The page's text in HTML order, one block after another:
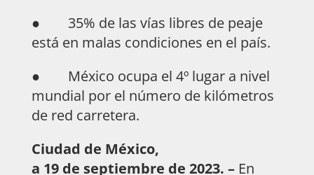
● 35% de las vías libres de peaje
está en malas condiciones en el país.
● México ocupa el 4º lugar a nivel
mundial por el número de kilómetros
de red carretera.
Ciudad de México,
a 19 de septiembre de 2023. –En